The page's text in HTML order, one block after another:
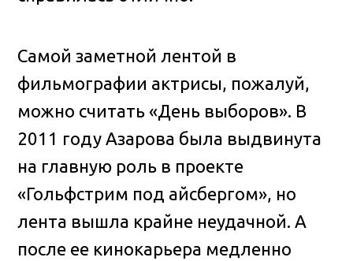
Самой заметной лентой в
фильмографии актрисы, пожалуй,
можно считать «День выборов». В
2011 году Азарова была выдвинута
на главную роль в проекте
«Гольфстрим под айсбергом», но
лента вышла крайне неудачной. А
после ее кинокарьера медленно